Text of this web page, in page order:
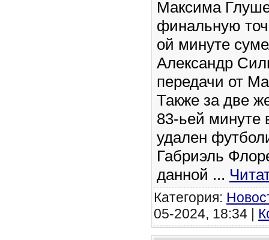
Максима
финальную
ой минуте
Александр
передачи от
Также за две
83-ьей минуте
удален
Габриэль
данной ...
Категория:
05-2024, 18:34 |